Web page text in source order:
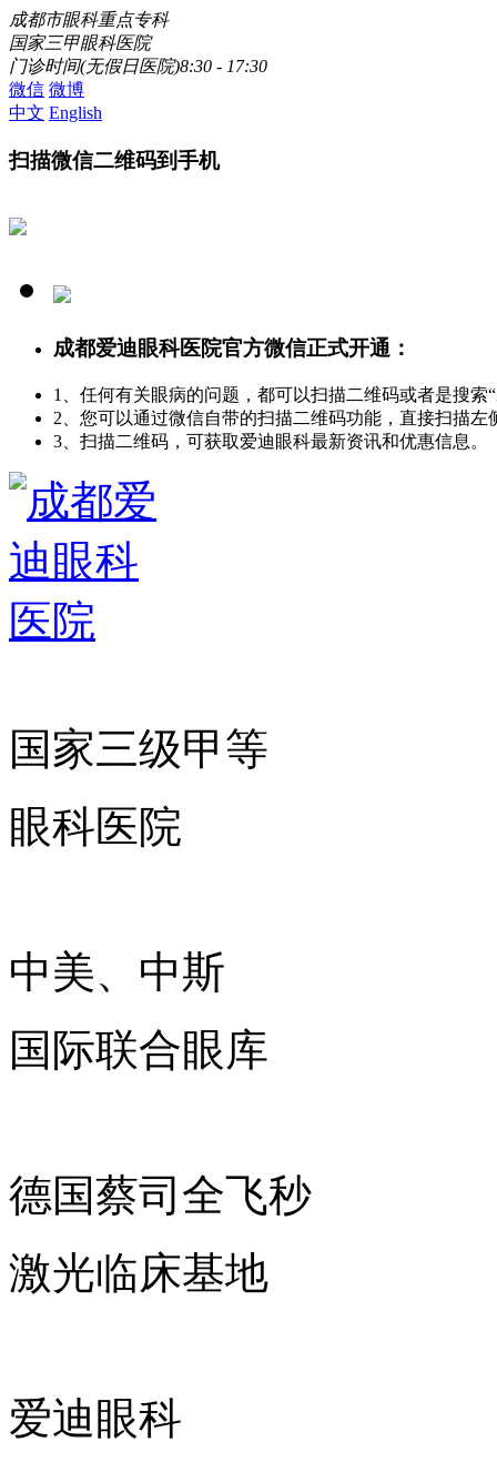
成都市眼科重点专科
国家三甲眼科医院
门诊时间(无假日医院)8:30 - 17:30
微信 微博
中文 English
扫描微信二维码到手机
成都爱迪眼科医院官方微信正式开通：
1、任何有关眼病的问题，都可以扫描二维码或者是搜索
2、您可以通过微信自带的扫描二维码功能，直接扫描左
3、扫描二维码，可获取爱迪眼科最新资讯和优惠信息。
国家三级甲等
眼科医院
中美、中斯
国际联合眼库
德国蔡司全飞秒
激光临床基地
爱迪眼科